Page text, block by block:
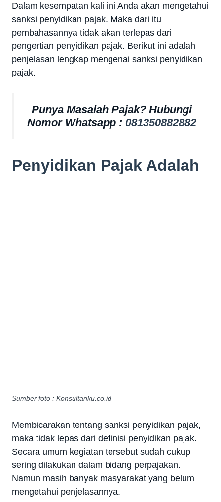
Dalam kesempatan kali ini Anda akan mengetahui
sanksi penyidikan pajak. Maka dari itu
pembahasannya tidak akan terlepas dari
pengertian penyidikan pajak. Berikut ini adalah
penjelasan lengkap mengenai sanksi penyidikan
pajak.
Punya Masalah Pajak? Hubungi
Nomor Whatsapp : 081350882882
Penyidikan Pajak Adalah
Sumber foto : Konsultanku.co.id
Membicarakan tentang sanksi penyidikan pajak,
maka tidak lepas dari definisi penyidikan pajak.
Secara umum kegiatan tersebut sudah cukup
sering dilakukan dalam bidang perpajakan.
Namun masih banyak masyarakat yang belum
mengetahui penjelasannya.